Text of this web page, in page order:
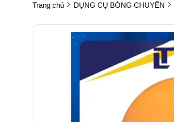
Trang chủ DỤNG CỤ BÓNG CHUYỀN